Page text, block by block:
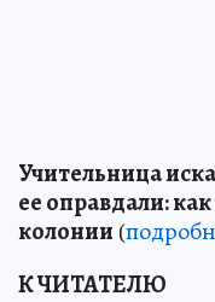
Учительница
ее оправдали:
колонии (
К ЧИТАТЕЛЮ